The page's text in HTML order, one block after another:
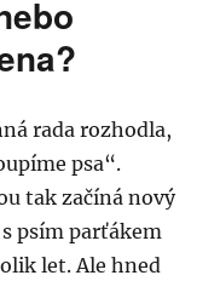
rada rozhodla,
psa“.
tak začíná nový
psím parťákem
let. Ale hned